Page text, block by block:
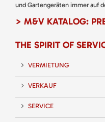
und Gartengeräten immer auf
> M&V KATALOG:
THE SPIRIT OF
VERMIETUNG
VERKAUF
SERVICE